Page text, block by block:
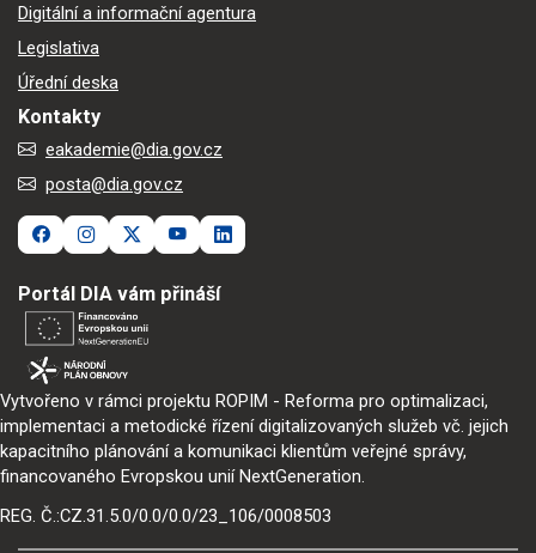
Digitální a informační agentura
Legislativa
Úřední deska
Kontakty
eakademie@dia.gov.cz
posta@dia.gov.cz
Portál DIA vám přináší
Vytvořeno v rámci projektu ROPIM - Reforma pro optimalizaci,
implementaci a metodické řízení digitalizovaných služeb vč. jejich
kapacitního plánování a komunikaci klientům veřejné správy,
financovaného Evropskou unií NextGeneration.
REG. Č.:CZ.31.5.0/0.0/0.0/23_106/0008503